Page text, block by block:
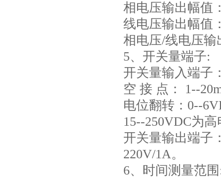
相电压输出幅值
线电压输出幅值
相电压/线电压输
5、开关量端子:
开关量输入端子
空 接 点： 1--
电位翻转：0--
15--250VDC为高
开关量输出端子
220V/1A。
6、时间测量范